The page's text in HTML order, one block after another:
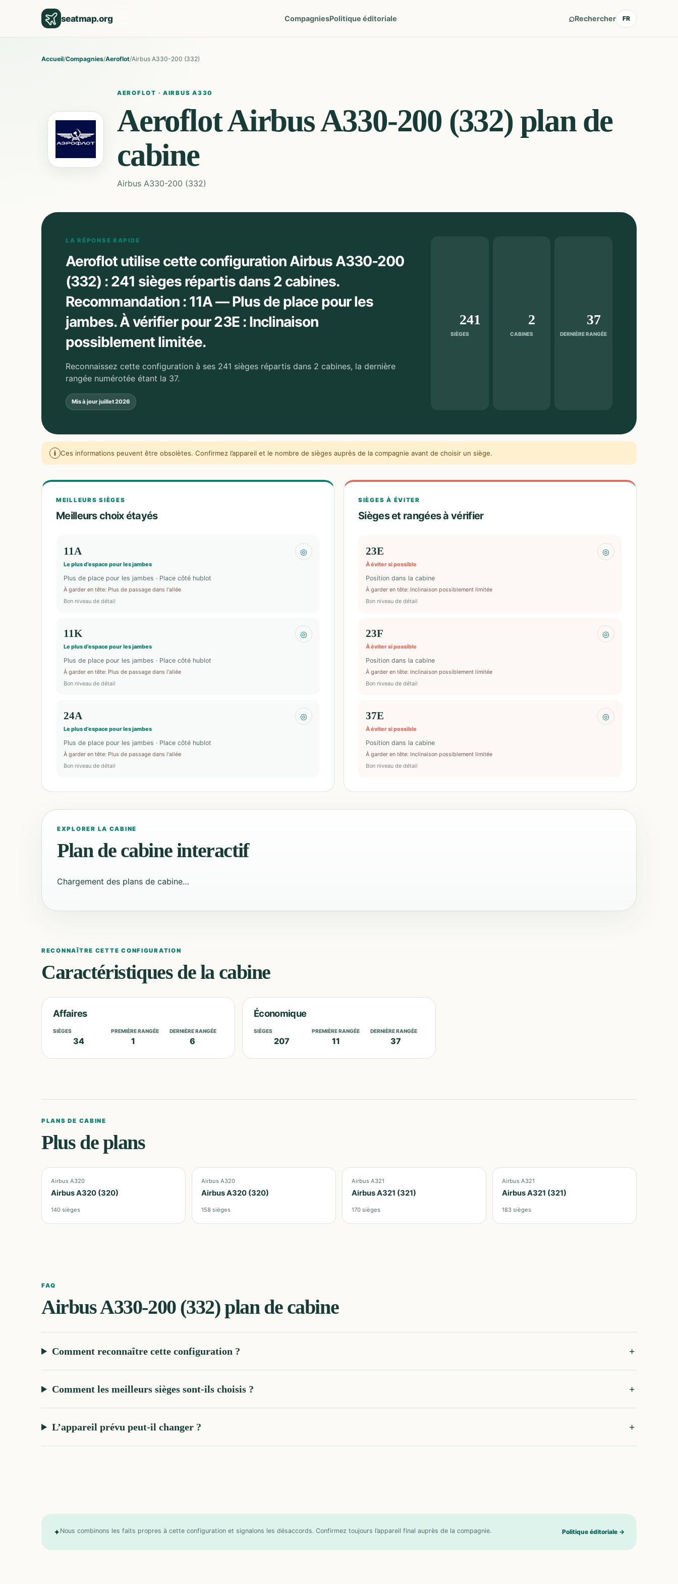
seatmap.org CompagniesPolitique éditoriale ⌕Rechercher FR
Accueil/Compagnies/Aeroflot/Airbus A330-200 (332)
AEROFLOT ·AIRBUS A330
AeroflotAirbus A330-200 (332) plan de
cabine
Airbus A330-200 (332)
LA RÉPONSE RAPIDE
Aeroflot utilise cette configuration Airbus A330-200
(332) : 241 sièges répartis dans 2 cabines.
Recommandation : 11A — Plus de place pour les
jambes. À vérifier pour 23E : Inclinaison
possiblement limitée.
Reconnaissez cette configuration à ses 241 sièges répartis dans 2 cabines, la dernière
rangée numérotée étant la 37.
Mis à jourjuillet 2026
SIÈGES
241
CABINES
2
DERNIÈRE RANGÉE
37
i Ces informations peuvent être obsolètes. Confirmez l’appareil et le nombre de sièges auprès de la compagnie avant de choisir un siège.
MEILLEURS SIÈGES
Meilleurs choix étayés
11A
Le plus d’espace pour les jambes
◎
Plus de place pour les jambes · Place côté hublot
À garder en tête: Plus de passage dans l'allée
Bon niveau de détail
11K
Le plus d’espace pour les jambes
◎
Plus de place pour les jambes · Place côté hublot
À garder en tête: Plus de passage dans l'allée
Bon niveau de détail
24A
Le plus d’espace pour les jambes
◎
Plus de place pour les jambes · Place côté hublot
À garder en tête: Plus de passage dans l'allée
Bon niveau de détail
SIÈGES À ÉVITER
Sièges et rangées à vérifier
23E
À éviter si possible
◎
Position dans la cabine
À garder en tête: Inclinaison possiblement limitée
Bon niveau de détail
23F
À éviter si possible
◎
Position dans la cabine
À garder en tête: Inclinaison possiblement limitée
Bon niveau de détail
37E
À éviter si possible
◎
Position dans la cabine
À garder en tête: Inclinaison possiblement limitée
Bon niveau de détail
EXPLORER LA CABINE
Plan de cabine interactif
Chargement des plans de cabine…
RECONNAÎTRE CETTE CONFIGURATION
Caractéristiques de la cabine
Affaires
SIÈGES
34
PREMIÈRE RANGÉE
1
DERNIÈRE RANGÉE
6
Économique
SIÈGES
207
PREMIÈRE RANGÉE
11
DERNIÈRE RANGÉE
37
PLANS DE CABINE
Plus de plans
Airbus A320
Airbus A320 (320)
140 sièges
Airbus A320
Airbus A320 (320)
158 sièges
Airbus A321
Airbus A321 (321)
170 sièges
Airbus A321
Airbus A321 (321)
183 sièges
FAQ
Airbus A330-200 (332)plan de cabine
Comment reconnaître cette configuration ?
Comment les meilleurs sièges sont-ils choisis ?
L’appareil prévu peut-il changer ?
✦Nous combinons les faits propres à cette configuration et signalons les désaccords. Confirmez toujours l’appareil final auprès de la compagnie. Politique éditoriale →